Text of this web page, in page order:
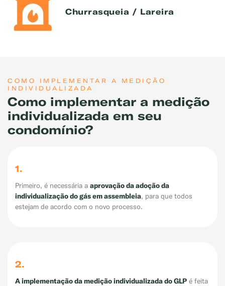
Churrasqueia / Lareira
COMO IMPLEMENTAR A MEDIÇÃO
INDIVIDUALIZADA
Como implementar a medição
individualizada em seu
condomínio?
1.
Primeiro, é necessária a aprovação da adoção da
individualização do gás em assembleia, para que todos
estejam de acordo com o novo processo.
2.
A implementação da medição individualizada do GLP é feita